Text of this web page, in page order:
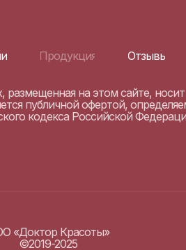
«Доктор Красоты»
©2019-2025
Продукция Отзывы
размещенная на этом сайте,
публичной офертой,
кодекса Российской